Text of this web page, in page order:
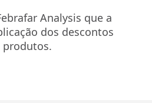
Analysis que a
dos descontos
produtos.